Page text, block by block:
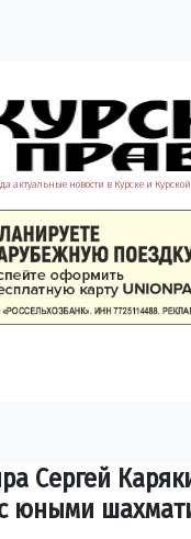
актуальные новости в Курске и
Сергей
с юными